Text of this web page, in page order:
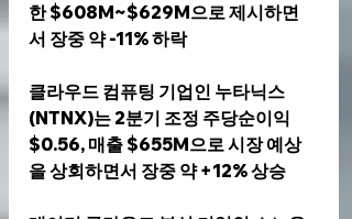
한 $608M~$629M으로 제시하면
서 장중 약 -11% 하락
클라우드 컴퓨팅 기업인 누타닉스
(NTNX)는 2분기 조정 주당순이익
$0.56, 매출 $655M으로 시장 예상
을 상회하면서 장중 약 +12% 상승